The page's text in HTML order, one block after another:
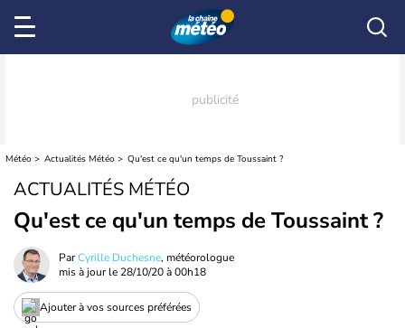
Météo Actualités Météo Qu'est ce qu'un temps de Toussaint ?
ACTUALITÉS MÉTÉO
Qu'est ce qu'un temps de Toussaint ?
ParCyrille Duchesne, météorologue
mis à jour le 28/10/20 à 00h18
Ajouter à vos sources préférées